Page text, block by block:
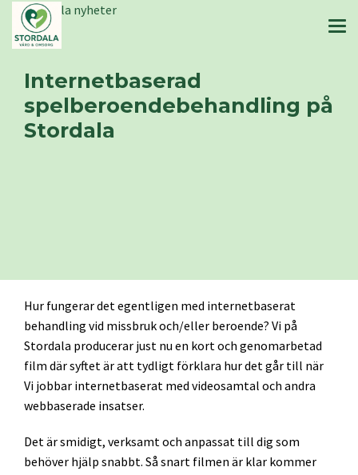
Stordala nyheter
Internetbaserad
spelberoendebehandling på
Stordala
Hur fungerar det egentligen med internetbaserat
behandling vid missbruk och/eller beroende? Vi på
Stordala producerar just nu en kort och genomarbetad
film där syftet är att tydligt förklara hur det går till när
Vi jobbar internetbaserat med videosamtal och andra
webbaserade insatser.
Det är smidigt, verksamt och anpassat till dig som
behöver hjälp snabbt. Så snart filmen är klar kommer